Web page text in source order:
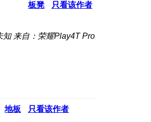
板凳 只看该作者
知 来自：荣耀Play4T Pro
地板 只看该作者